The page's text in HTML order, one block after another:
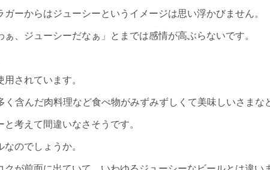
ーからはジューシーというイメージは思い浮かびません。
、ジューシーだなぁ」とまでは感情が高ぶらないです。
されています。
含んだ肉料理など食べ物がみずみずしくて美味しいさまな
考えて間違いなさそうです。
のでしょうか。